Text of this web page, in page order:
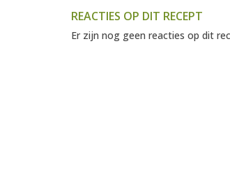
REACTIES OP DIT RECEPT
Er zijn nog geen reacties op dit